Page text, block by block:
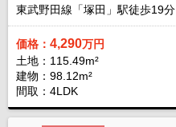
東武野田線「塚田」駅徒歩19分
価格： 4,290万円
土地：115.49m²
建物：98.12m²
間取：4LDK